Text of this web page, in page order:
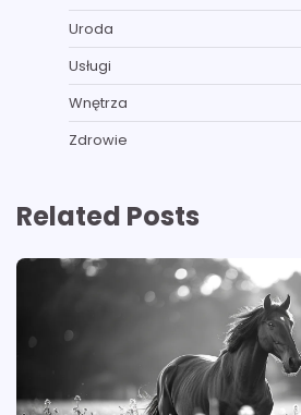
Uroda
Usługi
Wnętrza
Zdrowie
Related Posts